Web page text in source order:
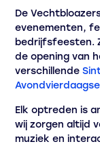
De
evenementen,
bedrijfsfeesten.
de opening van
verschillende
Elk optreden is
wij zorgen altijd
muziek en